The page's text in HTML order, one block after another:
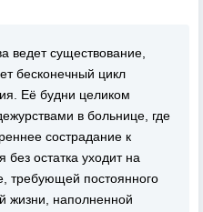
ведет существование,
бесконечный цикл
Её будни целиком
в больнице, где
сострадание к
остатка уходит на
требующей постоянного
жизни, наполненной